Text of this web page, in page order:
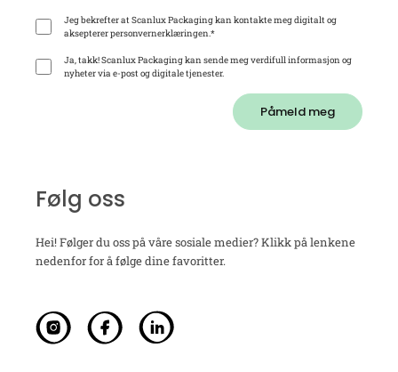
Jeg bekrefter at Scanlux Packaging kan kontakte meg digitalt og
aksepterer personvernerklæringen.*
Ja, takk! Scanlux Packaging kan sende meg verdifull informasjon og
nyheter via e-post og digitale tjenester.
Påmeld meg
Følg oss
Hei! Følger du oss på våre sosiale medier? Klikk på lenkene
nedenfor for å følge dine favoritter.